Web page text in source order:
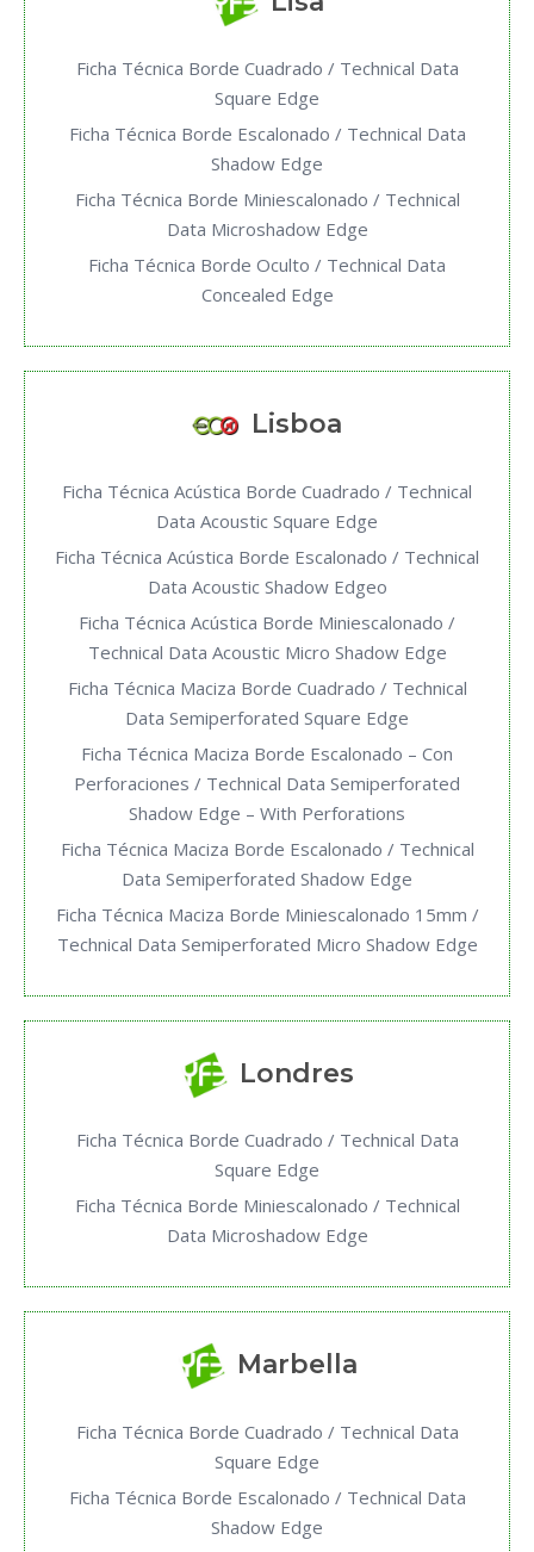
Ficha Técnica Borde Cuadrado / Technical Data
Square Edge
Ficha Técnica Borde Escalonado / Technical Data
Shadow Edge
Ficha Técnica Borde Miniescalonado / Technical
Data Microshadow Edge
Ficha Técnica Borde Oculto / Technical Data
Concealed Edge
Lisboa
Ficha Técnica Acústica Borde Cuadrado / Technical
Data Acoustic Square Edge
Ficha Técnica Acústica Borde Escalonado / Technical
Data Acoustic Shadow Edgeo
Ficha Técnica Acústica Borde Miniescalonado /
Technical Data Acoustic Micro Shadow Edge
Ficha Técnica Maciza Borde Cuadrado / Technical
Data Semiperforated Square Edge
Ficha Técnica Maciza Borde Escalonado – Con
Perforaciones / Technical Data Semiperforated
Shadow Edge – With Perforations
Ficha Técnica Maciza Borde Escalonado / Technical
Data Semiperforated Shadow Edge
Ficha Técnica Maciza Borde Miniescalonado 15mm /
Technical Data Semiperforated Micro Shadow Edge
Londres
Ficha Técnica Borde Cuadrado / Technical Data
Square Edge
Ficha Técnica Borde Miniescalonado / Technical
Data Microshadow Edge
Marbella
Ficha Técnica Borde Cuadrado / Technical Data
Square Edge
Ficha Técnica Borde Escalonado / Technical Data
Shadow Edge